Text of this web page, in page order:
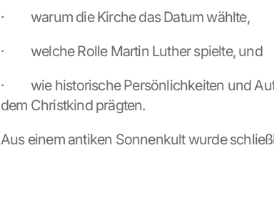
·         warum die Kirche das Datum wählte,
·         welche Rolle Martin Luther spielte, und
·         wie historische Persönlichkeiten
dem Christkind prägten.
Aus einem antiken Sonnenkult wurde